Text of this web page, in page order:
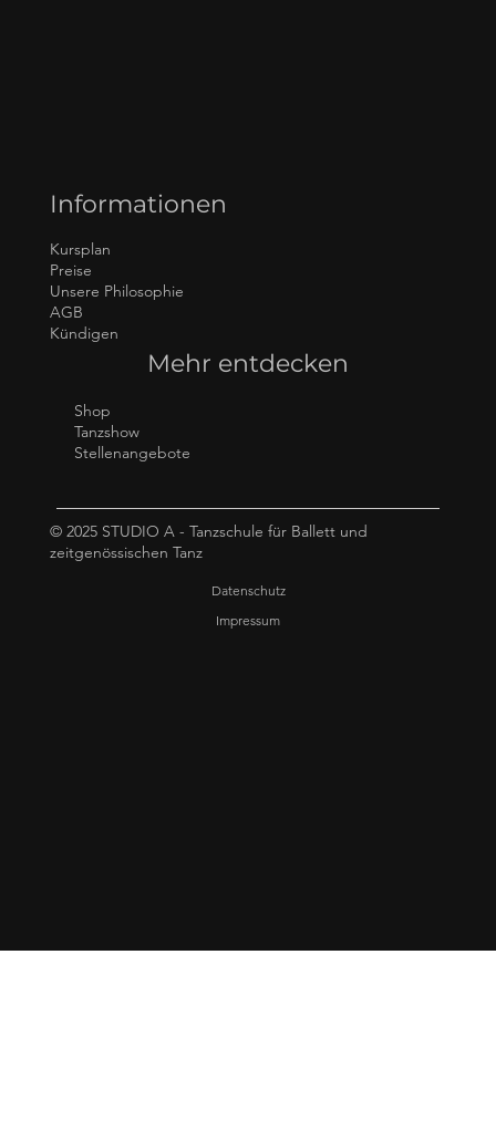
Informationen
Kursplan
Preise
Unsere Philosophie
AGB
Kündigen
Mehr entdecken
Shop
Tanzshow
Stellenangebote
© 2025 STUDIO A - Tanzschule für Ballett und
zeitgenössischen Tanz
Datenschutz
Impressum